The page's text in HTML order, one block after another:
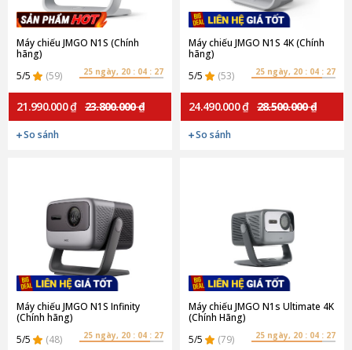
Máy chiếu JMGO N1S (Chính
hãng)
5/5
(59) 25 ngày, 20 : 04 : 27
21.990.000 ₫ 23.800.000 ₫
So sánh
Máy chiếu JMGO N1S 4K (Chính
hãng)
5/5
(53) 25 ngày, 20 : 04 : 27
24.490.000 ₫ 28.500.000 ₫
So sánh
Máy chiếu JMGO N1S Infinity
(Chính hãng)
5/5
(48) 25 ngày, 20 : 04 : 27
Máy chiếu JMGO N1s Ultimate 4K
(Chính Hãng)
5/5
(79) 25 ngày, 20 : 04 : 27